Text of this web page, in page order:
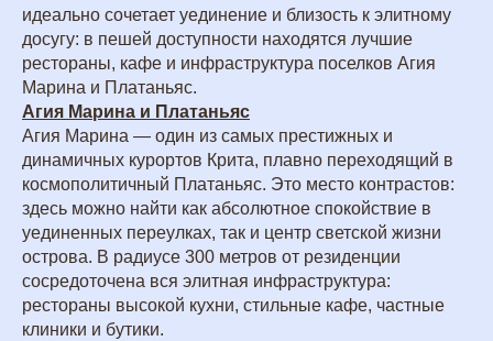
идеально сочетает уединение и близость к элитному
досугу: в пешей доступности находятся лучшие
рестораны, кафе и инфраструктура поселков Агия
Марина и Платаньяс.
Агия Марина и Платаньяс
Агия Марина — один из самых престижных и
динамичных курортов Крита, плавно переходящий в
космополитичный Платаньяс. Это место контрастов:
здесь можно найти как абсолютное спокойствие в
уединенных переулках, так и центр светской жизни
острова. В радиусе 300 метров от резиденции
сосредоточена вся элитная инфраструктура:
рестораны высокой кухни, стильные кафе, частные
клиники и бутики.